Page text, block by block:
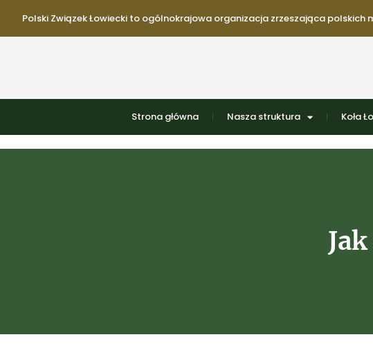
Polski Związek Łowiecki to ogólnokrajowa organizacja zrzeszająca polskich
Strona główna Nasza struktura Koła